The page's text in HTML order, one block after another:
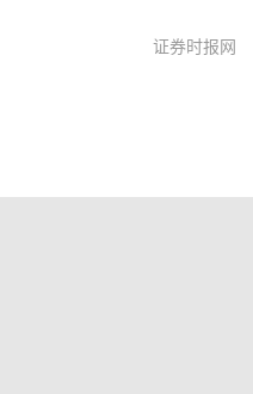
证券时报网